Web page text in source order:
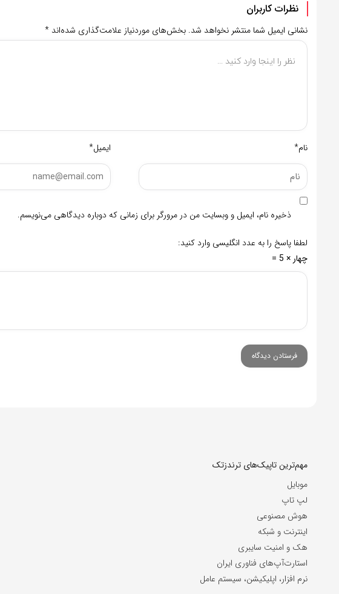
نظرات کاربران
نشانی ایمیل شما منتشر نخواهد شد. بخش‌های موردنیاز علامت‌گذاری شده‌اند *
نام* ایمیل*
ذخیره نام، ایمیل و وبسایت من در مرورگر برای زمانی که دوباره دیدگاهی می‌نویسم.
لطفا پاسخ را به عدد انگلیسی وارد کنید:
چهار × 5 =
مهم‌ترین تاپیک‌های ترندزتک
موبایل
لپ تاپ
هوش مصنوعی
اینترنت و شبکه
هک و امنیت سایبری
استارت‌آپ‌های فناوری ایران
نرم افزار، اپلیکیشن، سیستم عامل